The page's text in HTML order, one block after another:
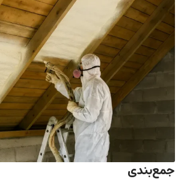
جمع‌بندی